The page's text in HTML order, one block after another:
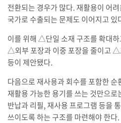
전환되는 경우가 많다. 재활용이 어
국가로 수출되는 문제도 이어지고 있
이를 위해 △단일 소재 구조를 확대
△외부 포장과 이중 포장을 줄이고 △
등이 제안됐다.
다음으로 재사용과 회수를 포함한
재활용 가능한 용기를 쓰는 것만으로
반납과 리필, 재사용 프로그램 등을
쓰이도록 하는 구조를 마련해야 한다.